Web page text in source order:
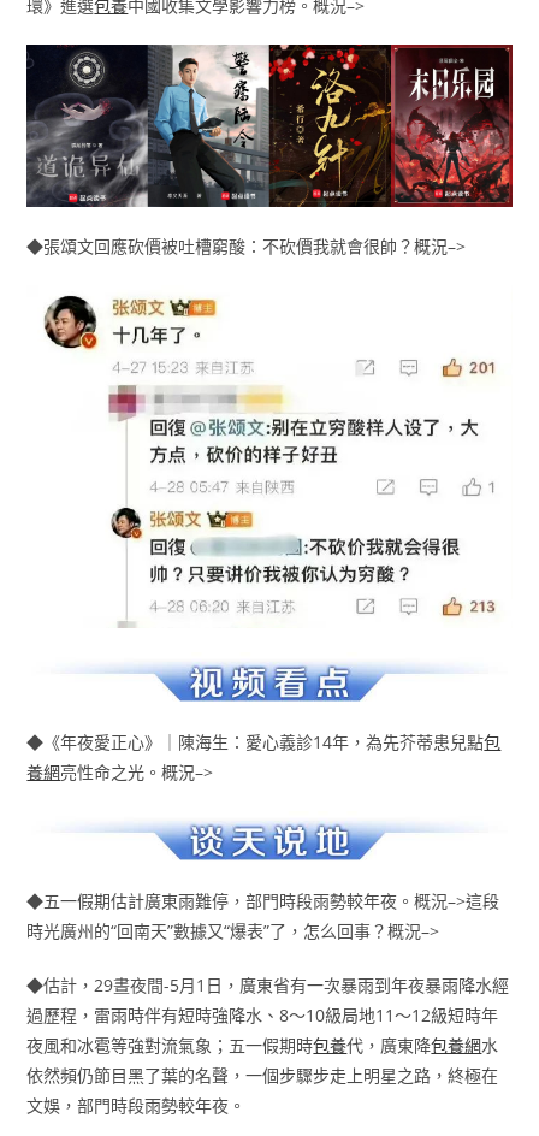
環》進選包養中國收集文學影響力榜。概況–>
◆張頌文回應砍價被吐槽窮酸：不砍價我就會很帥？概況–>
◆《年夜愛正心》｜陳海生：愛心義診14年，為先芥蒂患兒點包
養網亮性命之光。概況–>
◆五一假期估計廣東雨難停，部門時段雨勢較年夜。概況–>這段
時光廣州的“回南天”數據又“爆表”了，怎么回事？概況–>
◆估計，29晝夜間-5月1日，廣東省有一次暴雨到年夜暴雨降水經
過歷程，雷雨時伴有短時強降水、8～10級局地11～12級短時年
夜風和冰雹等強對流氣象；五一假期時包養代，廣東降包養網水
依然頻仍節目黑了葉的名聲，一個步驟步走上明星之路，終極在
文娛，部門時段雨勢較年夜。